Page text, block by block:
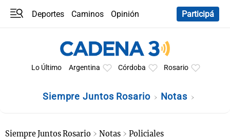
Deportes Caminos
Opinión
Participá
Lo Último Argentina Córdoba Rosario
Siempre Juntos Rosario Notas
Siempre Juntos Rosario Notas Policiales